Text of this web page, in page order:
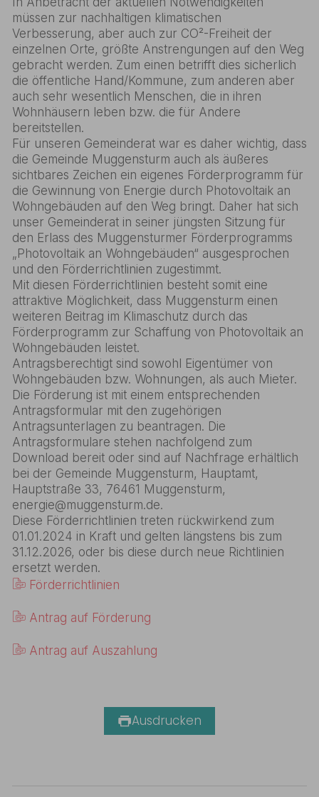
müssen zur nachhaltigen klimatischen
Verbesserung, aber auch zur CO²-Freiheit der
einzelnen Orte, größte Anstrengungen auf den Weg
gebracht werden. Zum einen betrifft dies sicherlich
die öffentliche Hand/Kommune, zum anderen aber
auch sehr wesentlich Menschen, die in ihren
Wohnhäusern leben bzw. die für Andere
bereitstellen.
Für unseren Gemeinderat war es daher wichtig, dass
die Gemeinde Muggensturm auch als äußeres
sichtbares Zeichen ein eigenes Förderprogramm für
die Gewinnung von Energie durch Photovoltaik an
Wohngebäuden auf den Weg bringt. Daher hat sich
unser Gemeinderat in seiner jüngsten Sitzung für
den Erlass des Muggensturmer Förderprogramms
„Photovoltaik an Wohngebäuden“ ausgesprochen
und den Förderrichtlinien zugestimmt.
Mit diesen Förderrichtlinien besteht somit eine
attraktive Möglichkeit, dass Muggensturm einen
weiteren Beitrag im Klimaschutz durch das
Förderprogramm zur Schaffung von Photovoltaik an
Wohngebäuden leistet.
Antragsberechtigt sind sowohl Eigentümer von
Wohngebäuden bzw. Wohnungen, als auch Mieter.
Die Förderung ist mit einem entsprechenden
Antragsformular mit den zugehörigen
Antragsunterlagen zu beantragen. Die
Antragsformulare stehen nachfolgend zum
Download bereit oder sind auf Nachfrage erhältlich
bei der Gemeinde Muggensturm, Hauptamt,
Hauptstraße 33, 76461 Muggensturm,
energie@muggensturm.de.
Diese Förderrichtlinien treten rückwirkend zum
01.01.2024 in Kraft und gelten längstens bis zum
31.12.2026, oder bis diese durch neue Richtlinien
ersetzt werden.
Förderrichtlinien
Antrag auf Förderung
Antrag auf Auszahlung
Ausdrucken